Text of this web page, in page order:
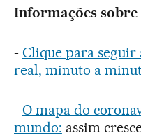
Informações
- Clique para
real, minuto a
- O mapa do
mundo: assim